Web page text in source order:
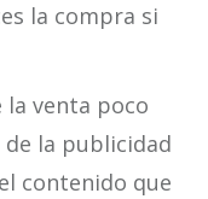
la compra si
la venta poco
la publicidad
contenido que